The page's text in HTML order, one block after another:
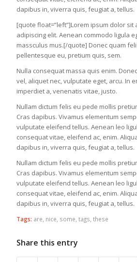
dapibus in, viverra quis, feugiat a, tellus.
[quote float=”left”]Lorem ipsum dolor sit
adipiscing elit. Aenean commodo ligula
massculus mus.[/quote] Donec quam
pellentesque eu, pretium quis, sem.
Nulla consequat massa quis enim.
vel, aliquet nec, vulputate eget, arcu. In
imperdiet a, venenatis vitae, justo.
Nullam dictum felis eu pede mollis
Cras dapibus. Vivamus elementum
vulputate eleifend tellus. Aenean leo
consequat vitae, eleifend ac, enim.
dapibus in, viverra quis, feugiat a, tellus.
Nullam dictum felis eu pede mollis
Cras dapibus. Vivamus elementum
vulputate eleifend tellus. Aenean leo
consequat vitae, eleifend ac, enim.
dapibus in, viverra quis, feugiat a, tellus.
Tags: are, nice, some, tags, these
Share this entry